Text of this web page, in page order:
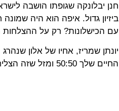
ביזיון גדול. איפה הוא היה
עם הכישלונות? רק על ההצלחות
יונתן שמריז, אחיו של אלון
החיים שלך 50:50 ומזל שזה הצליח, כי אחרת המשפחה שלך הייתה מקבלת רק מכתב".